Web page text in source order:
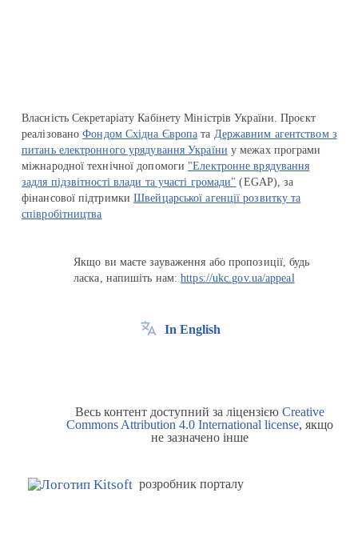
Власність Секретаріату Кабінету Міністрів України. Проєкт
реалізованоФондом Східна Європа та Державним агентством з
питань електронного урядування України у межах програми
міжнародної технічної допомоги "Електронне врядування
задля підзвітності влади та участі громади" (EGAP), за
фінансової підтримкиШвейцарської агенції розвитку та
співробітництва
Якщо ви маєте зауваження або пропозиції, будь
ласка, напишіть нам:https://ukc.gov.ua/appeal
In English
Весь контент доступний за ліцензією Creative
Commons Attribution 4.0 International license, якщо
не зазначено інше
розробник порталу